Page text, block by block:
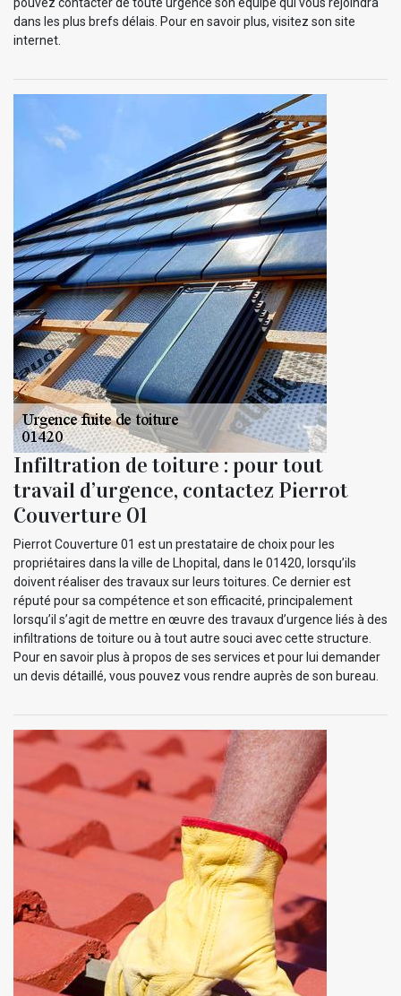
dans les plus brefs délais. Pour en savoir plus, visitez son site
internet.
Infiltration de toiture : pour tout
travail d’urgence, contactez Pierrot
Couverture 01
Pierrot Couverture 01 est un prestataire de choix pour les
propriétaires dans la ville de Lhopital, dans le 01420, lorsqu’ils
doivent réaliser des travaux sur leurs toitures. Ce dernier est
réputé pour sa compétence et son efficacité, principalement
lorsqu’il s’agit de mettre en œuvre des travaux d’urgence liés à des
infiltrations de toiture ou à tout autre souci avec cette structure.
Pour en savoir plus à propos de ses services et pour lui demander
un devis détaillé, vous pouvez vous rendre auprès de son bureau.